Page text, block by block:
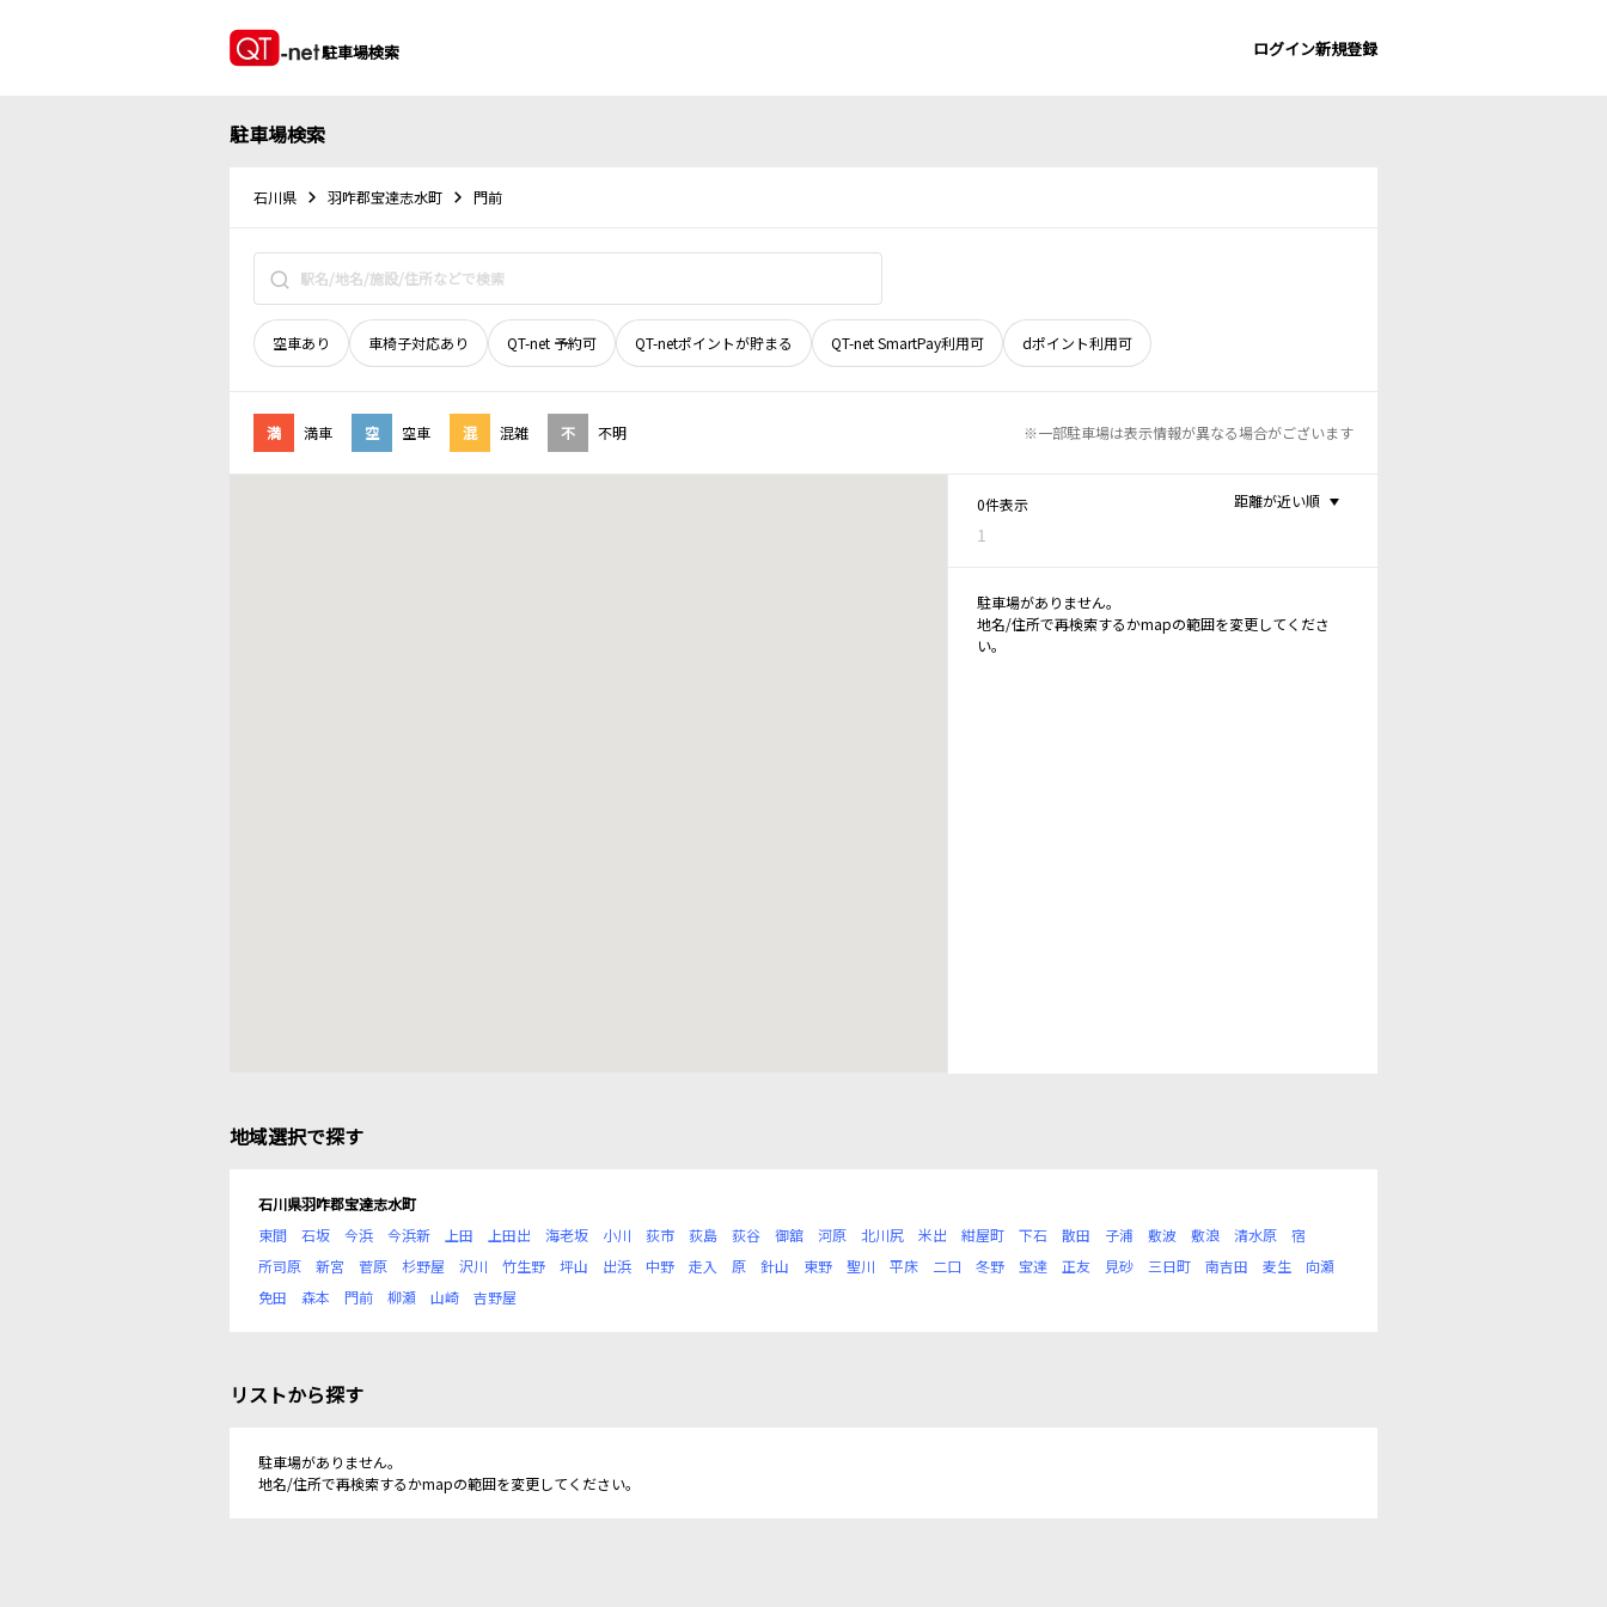
駐車場検索 ログイン新規登録
駐車場検索
石川県 羽咋郡宝達志水町 門前
空車あり 車椅子対応あり QT-net 予約可 QT-netポイントが貯まる QT-net SmartPay利用可 dポイント利用可
満 満車 空 空車 混 混雑 不 不明 ※一部駐車場は表示情報が異なる場合がございます
0件表示
1
距離が近い順
駐車場がありません。
地名/住所で再検索するかmapの範囲を変更してくださ
い。
地域選択で探す
石川県羽咋郡宝達志水町
東間
石坂 今浜 今浜新 上田 上田出 海老坂 小川 荻市 荻島 荻谷 御舘 河原 北川尻 米出 紺屋町 下石 散田 子浦 敷波 敷浪 清水原
宿
所司原
新宮 菅原 杉野屋 沢川 竹生野 坪山 出浜 中野 走入 原 針山 東野 聖川 平床 二口 冬野 宝達 正友 見砂 三日町 南吉田 麦生
向瀬
免田
森本 門前 柳瀬 山崎 吉野屋
リストから探す
駐車場がありません。
地名/住所で再検索するかmapの範囲を変更してください。